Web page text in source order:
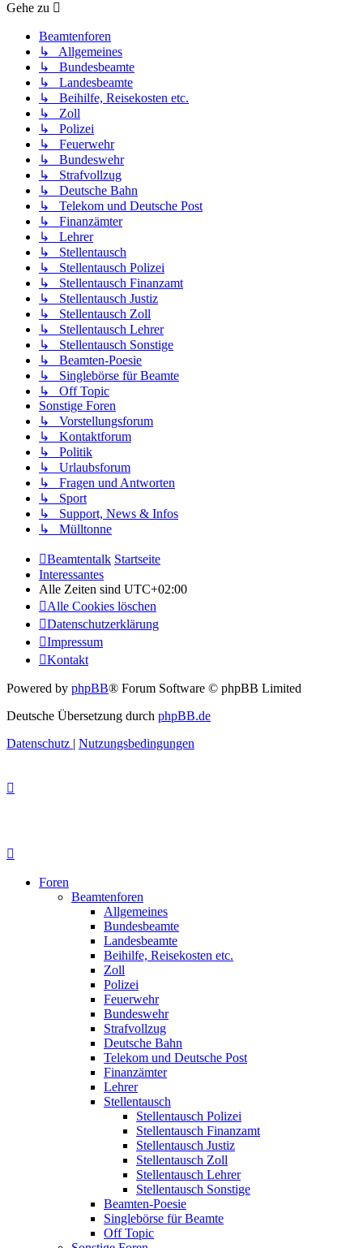
Gehe zu
Beamtenforen
↳ Allgemeines
↳ Bundesbeamte
↳ Landesbeamte
↳ Beihilfe, Reisekosten etc.
↳ Zoll
↳ Polizei
↳ Feuerwehr
↳ Bundeswehr
↳ Strafvollzug
↳ Deutsche Bahn
↳ Telekom und Deutsche Post
↳ Finanzämter
↳ Lehrer
↳ Stellentausch
↳ Stellentausch Polizei
↳ Stellentausch Finanzamt
↳ Stellentausch Justiz
↳ Stellentausch Zoll
↳ Stellentausch Lehrer
↳ Stellentausch Sonstige
↳ Beamten-Poesie
↳ Singlebörse für Beamte
↳ Off Topic
Sonstige Foren
↳ Vorstellungsforum
↳ Kontaktforum
↳ Politik
↳ Urlaubsforum
↳ Fragen und Antworten
↳ Sport
↳ Support, News & Infos
↳ Mülltonne
Beamtentalk Startseite
Interessantes
Alle Zeiten sind UTC+02:00
Alle Cookies löschen
Datenschutzerklärung
Impressum
Kontakt
Powered by phpBB® Forum Software © phpBB Limited
Deutsche Übersetzung durch phpBB.de
Datenschutz | Nutzungsbedingungen
Foren
Beamtenforen
Allgemeines
Bundesbeamte
Landesbeamte
Beihilfe, Reisekosten etc.
Zoll
Polizei
Feuerwehr
Bundeswehr
Strafvollzug
Deutsche Bahn
Telekom und Deutsche Post
Finanzämter
Lehrer
Stellentausch
Stellentausch Polizei
Stellentausch Finanzamt
Stellentausch Justiz
Stellentausch Zoll
Stellentausch Lehrer
Stellentausch Sonstige
Beamten-Poesie
Singlebörse für Beamte
Off Topic